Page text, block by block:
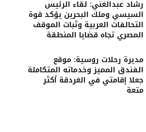
رشاد عبدالغني: لقاء الرئيس
السيسي وملك البحرين يؤكد قوة
التحالفات العربية وثبات الموقف
المصري تجاه قضايا المنطقة
مديرة رحلات روسية: موقع
الفندق المميز وخدماته المتكاملة
جعلا إقامتي في الغردقة أكثر
متعة